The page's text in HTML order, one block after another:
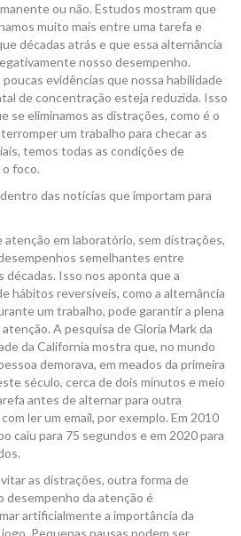
ou não. Estudos mostram que
muito mais entre uma tarefa e
décadas atrás e que essa alternância
nosso desempenho.
poucas evidências que nossa habilidade
de concentração esteja reduzida. Isso
se eliminamos as distrações, como é o
um trabalho para checar as
temos todas as condições de
foco.
das notícias que importam para
atenção em laboratório, sem distrações,
semelhantes entre
décadas. Isso nos aponta que a
hábitos reversíveis, como a alternância
um trabalho, pode garantir a plena
A pesquisa de Gloria Mark da
da California mostra que, no mundo
demorava, em meados da primeira
século, cerca de dois minutos e meio
antes de alternar para outra
ler um email, por exemplo. Em 2010
caiu para 75 segundos e em 2020 para
as distrações, outra forma de
desempenho da atenção é
artificialmente a importância da